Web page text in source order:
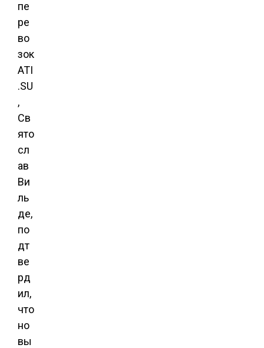
пе
ре
во
зок
ATI
.SU
,
Св
ято
сл
ав
Ви
ль
де,
по
дт
ве
рд
ил,
что
но
вы